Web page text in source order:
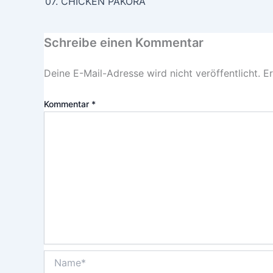
Schreibe einen Kommentar
Deine E-Mail-Adresse wird nicht veröffentlicht.
Kommentar *